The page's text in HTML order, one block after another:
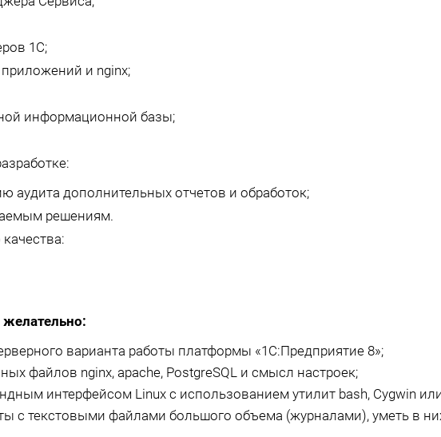
1С;
и nginx;
информационной базы;
аудита дополнительных отчетов и обработок;
решениям.
варианта работы платформы «1С:Предприятие 8»;
файлов nginx, apache, PostgreSQL и смысл настроек;
интерфейсом Linux c использованием утилит bash, Cygwin
с текстовыми файлами большого объема (журналами), уметь в